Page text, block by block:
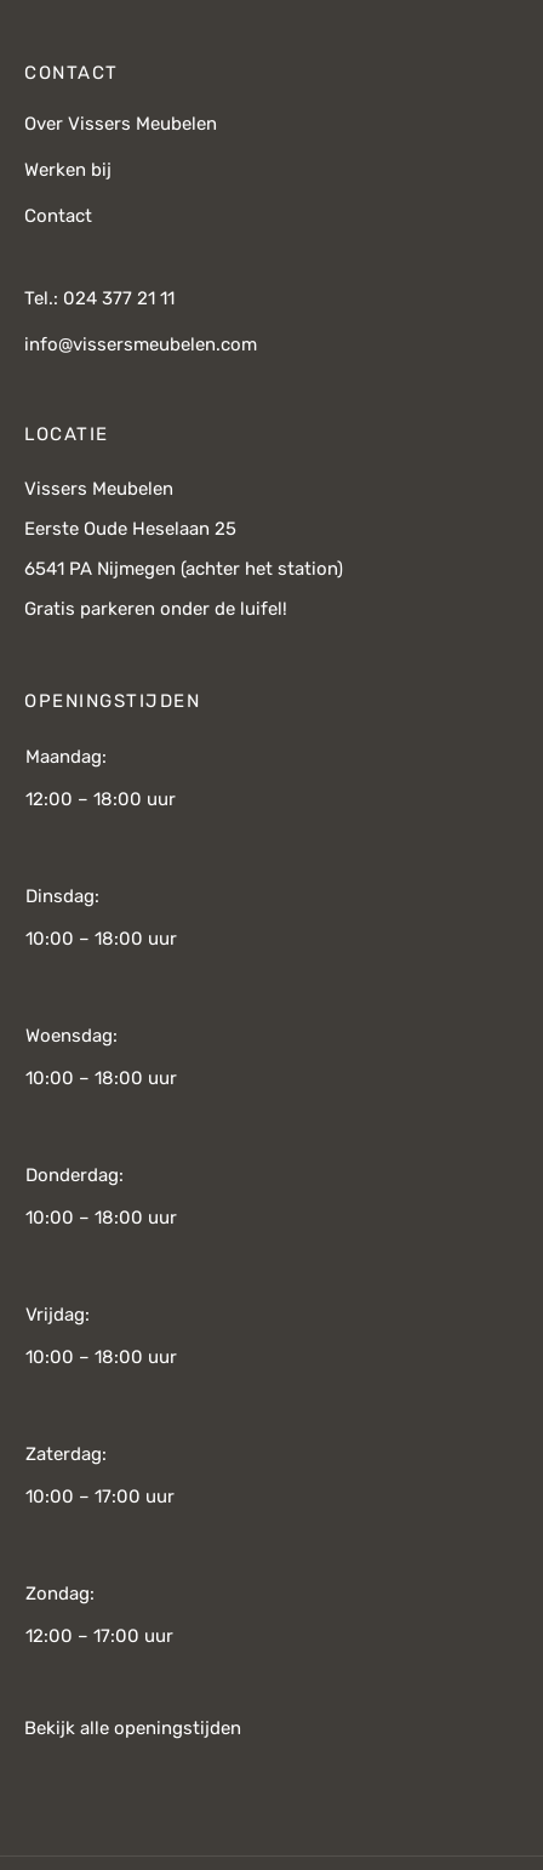
CONTACT
Over Vissers Meubelen
Werken bij
Contact
Tel.: 024 377 21 11
info@vissersmeubelen.com
LOCATIE
Vissers Meubelen
Eerste Oude Heselaan 25
6541 PA Nijmegen (achter het station)
Gratis parkeren onder de luifel!
OPENINGSTIJDEN
Maandag:
12:00 – 18:00 uur
Dinsdag:
10:00 – 18:00 uur
Woensdag:
10:00 – 18:00 uur
Donderdag:
10:00 – 18:00 uur
Vrijdag:
10:00 – 18:00 uur
Zaterdag:
10:00 – 17:00 uur
Zondag:
12:00 – 17:00 uur
Bekijk alle openingstijden